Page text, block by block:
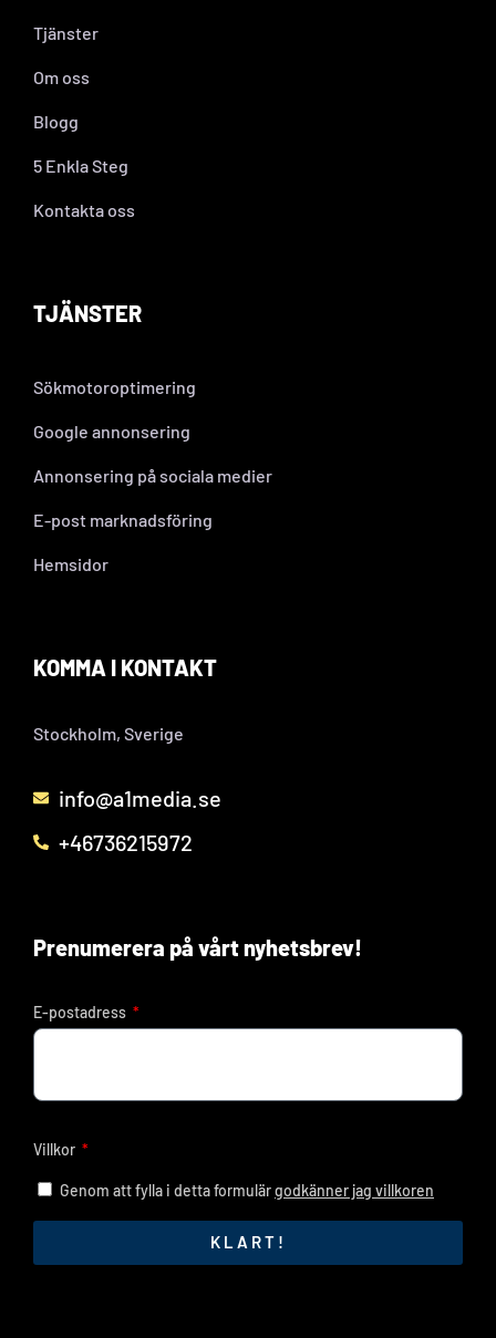
Tjänster
Om oss
Blogg
5 Enkla Steg
Kontakta oss
TJÄNSTER
Sökmotoroptimering
Google annonsering
Annonsering på sociala medier
E-post marknadsföring
Hemsidor
KOMMA I KONTAKT
Stockholm, Sverige
info@a1media.se
+46736215972
Prenumerera på vårt nyhetsbrev!
E-postadress
Villkor
Genom att fylla i detta formulärgodkänner jag villkoren
KLART!